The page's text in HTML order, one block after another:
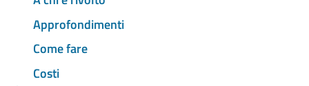
Approfondimenti
Come fare
Costi